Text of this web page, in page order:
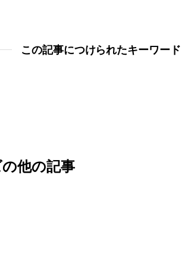
この記事につけられたキーワード
他の記事